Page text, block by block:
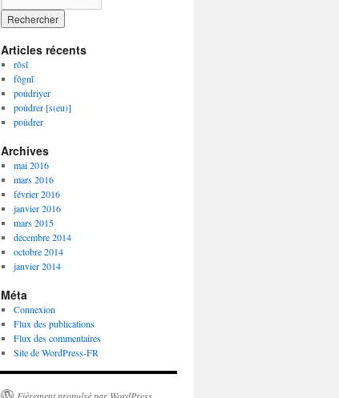
Articles récents
rôsî
fôgnî
poûdriyer
poûdrer [s(eu)]
poûdrer
Archives
mai 2016
mars 2016
février 2016
janvier 2016
mars 2015
décembre 2014
octobre 2014
janvier 2014
Méta
Connexion
Flux des publications
Flux des commentaires
Site de WordPress-FR